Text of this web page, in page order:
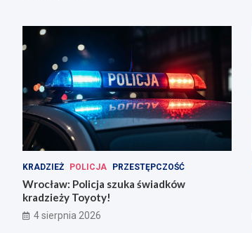
KRADZIEŻ POLICJA PRZESTĘPCZOŚĆ
Wrocław: Policja szuka świadków
kradzieży Toyoty!
4 sierpnia 2026